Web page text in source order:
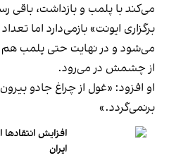
می‌کند با پلمب و بازداشت، باقی
برگزاری ایونت» بازمی‌دارد اما
می‌شود و در نهایت حتی پلمب هم
از چشمش در می‌رود.
او افزود: «غول از چراغ جادو
برنمی‎‌گردد.»
افزایش انتقادها
ایران